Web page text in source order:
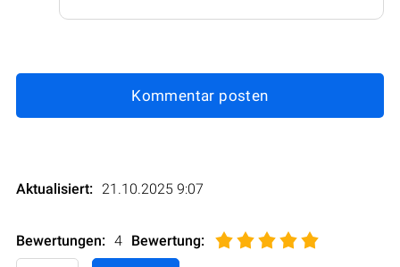
Kommentar posten
Aktualisiert: 21.10.2025 9:07
Bewertungen: 4 Bewertung: